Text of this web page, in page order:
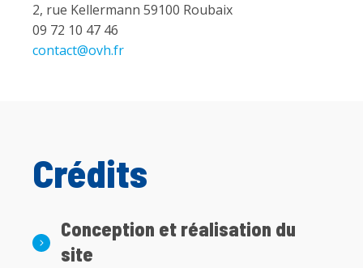
2, rue Kellermann 59100 Roubaix
09 72 10 47 46
contact@ovh.fr
Crédits
Conception et réalisation du
site